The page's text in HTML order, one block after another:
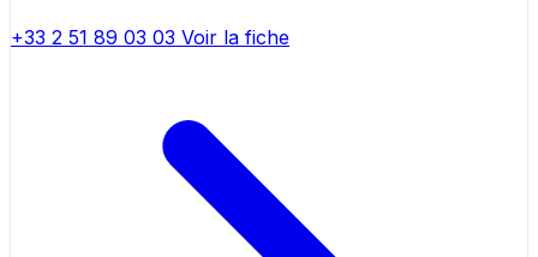
+33 2 51 89 03 03 Voir la fiche